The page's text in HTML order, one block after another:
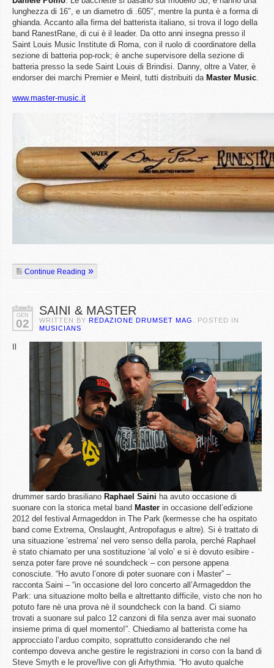
lunghezza di 16″, e un diametro di .605″, mentre la punta è a forma di
ghianda. Accanto alla firma del batterista italiano, si trova il logo della
band RanestRane, di cui è il leader. Da otto anni insegna presso il
Saint Louis Music Institute di Roma, con il ruolo di coordinatore della
sezione di batteria pop-rock; è anche supervisore della sezione di
batteria presso la sede Saint Louis di Brindisi. Danny, oltre a Vater, è
endorser dei marchi Premier e Meinl, tutti distribuiti da Master Music.
www.master-music.it
Continue Reading
GEN
02
SAINI & MASTER
WRITTEN BY REDAZIONE DRUMSET MAG
. POSTED IN
MUSICIANS
drummer sardo brasiliano Raphael Saini ha avuto occasione di
suonare con la storica metal band Master in occasione dell’edizione
2012 del festival Armageddon in The Park (kermesse che ha ospitato
band come Extrema, Onslaught, Antropofagus e altre). Si è trattato di
una situazione ‘estrema’ nel vero senso della parola, perché Raphael
è stato chiamato per una sostituzione ‘al volo’ e si è dovuto esibire -
senza poter fare prove né soundcheck – con persone appena
conosciute. “Ho avuto l’onore di poter suonare con i Master” –
racconta Saini – “in occasione del loro concerto all’Armageddon the
Park: una situazione molto bella e altrettanto difficile, visto che non ho
potuto fare nè una prova nè il soundcheck con la band. Ci siamo
trovati a suonare sul palco 12 canzoni di fila senza aver mai suonato
insieme prima di quel momento!”. Chiediamo al batterista come ha
approcciato l’arduo compito, soprattutto considerando che nel
contempo doveva anche gestire le registrazioni in corso con la band di
Steve Smyth e le prove/live con gli Arhythmia. “Ho avuto qualche